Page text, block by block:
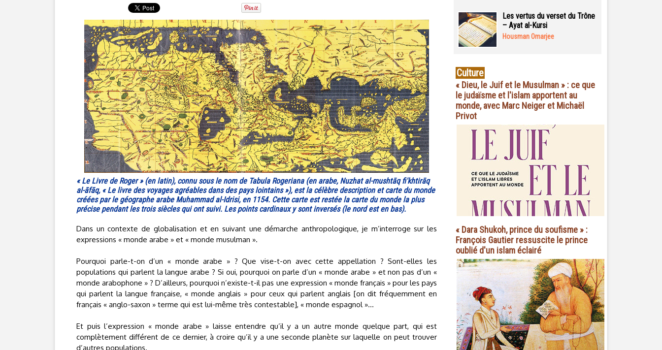
« Le Livre de Roger » (en latin), connu sous le nom de Tabula Rogeriana (en arabe, Nuzhat al-mushtāq fi'khtirāq
al-āfāq, « Le livre des voyages agréables dans des pays lointains »), est la célèbre description et carte du monde
créées par le géographe arabe Muhammad al-Idrisi, en 1154. Cette carte est restée la carte du monde la plus
précise pendant les trois siècles qui ont suivi. Les points cardinaux y sont inversés (le nord est en bas).
Dans un contexte de globalisation et en suivant une démarche anthropologique, je m’interroge sur les
expressions « monde arabe » et « monde musulman ».
Pourquoi parle-t-on d’un « monde arabe » ? Que vise-t-on avec cette appellation ? Sont-elles les
populations qui parlent la langue arabe ? Si oui, pourquoi on parle d’un « monde arabe » et non pas d’un «
monde arabophone » ? D’ailleurs, pourquoi n’existe-t-il pas une expression « monde français » pour les pays
qui parlent la langue française, « monde anglais » pour ceux qui parlent anglais [on dit fréquemment en
français « anglo-saxon » terme qui est lui-même très contestable], « monde espagnol »…
Et puis l’expression « monde arabe » laisse entendre qu’il y a un autre monde quelque part, qui est
complètement différent de ce dernier, à croire qu’il y a une seconde planète sur laquelle on peut trouver
d’autres populations.
Les vertus du verset du Trône
– Ayat al-Kursi
Housman Omarjee
Culture
« Dieu, le Juif et le Musulman » : ce que
le judaïsme et l'islam apportent au
monde, avec Marc Neiger et Michaël
Privot
« Dara Shukoh, prince du soufisme » :
François Gautier ressuscite le prince
oublié d'un islam éclairé